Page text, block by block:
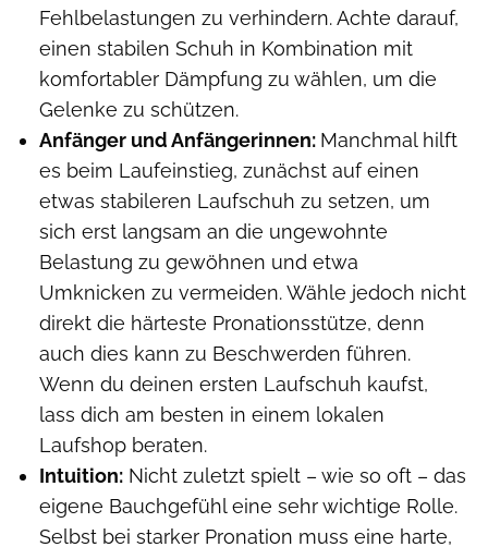
Fehlbelastungen zu verhindern. Achte darauf,
einen stabilen Schuh in Kombination mit
komfortabler Dämpfung zu wählen, um die
Gelenke zu schützen.
Anfänger und Anfängerinnen: Manchmal hilft
es beim Laufeinstieg, zunächst auf einen
etwas stabileren Laufschuh zu setzen, um
sich erst langsam an die ungewohnte
Belastung zu gewöhnen und etwa
Umknicken zu vermeiden. Wähle jedoch nicht
direkt die härteste Pronationsstütze, denn
auch dies kann zu Beschwerden führen.
Wenn du deinen ersten Laufschuh kaufst,
lass dich am besten in einem lokalen
Laufshop beraten.
Intuition: Nicht zuletzt spielt – wie so oft – das
eigene Bauchgefühl eine sehr wichtige Rolle.
Selbst bei starker Pronation muss eine harte,